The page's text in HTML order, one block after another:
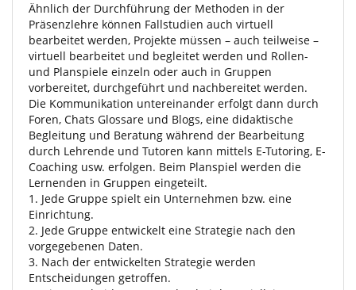
Ähnlich der Durchführung der Methoden in der
Präsenzlehre können Fallstudien auch virtuell
bearbeitet werden, Projekte müssen – auch teilweise –
virtuell bearbeitet und begleitet werden und Rollen-
und Planspiele einzeln oder auch in Gruppen
vorbereitet, durchgeführt und nachbereitet werden.
Die Kommunikation untereinander erfolgt dann durch
Foren, Chats Glossare und Blogs, eine didaktische
Begleitung und Beratung während der Bearbeitung
durch Lehrende und Tutoren kann mittels E-Tutoring, E-
Coaching usw. erfolgen. Beim Planspiel werden die
Lernenden in Gruppen eingeteilt.
1. Jede Gruppe spielt ein Unternehmen bzw. eine
Einrichtung.
2. Jede Gruppe entwickelt eine Strategie nach den
vorgegebenen Daten.
3. Nach der entwickelten Strategie werden
Entscheidungen getroffen.